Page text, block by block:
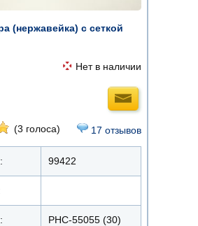
(нержавейка) с сеткой
Нет в наличии
(3 голоса) 17 отзывов
99422
РНС-55055 (30)